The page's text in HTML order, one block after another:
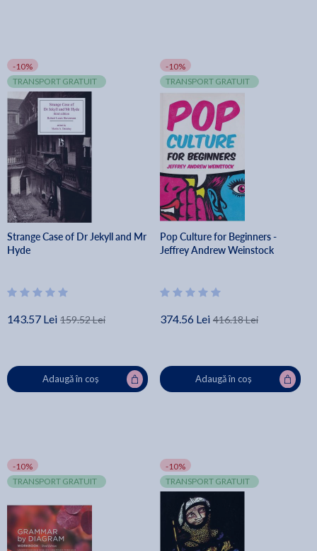
-10%
TRANSPORT GRATUIT
Strange Case of Dr Jekyll and Mr
Hyde
143.57 Lei 159.52 Lei
Adaugă în coș
-10%
TRANSPORT GRATUIT
Pop Culture for Beginners -
Jeffrey Andrew Weinstock
374.56 Lei 416.18 Lei
Adaugă în coș
-10%
TRANSPORT GRATUIT
-10%
TRANSPORT GRATUIT